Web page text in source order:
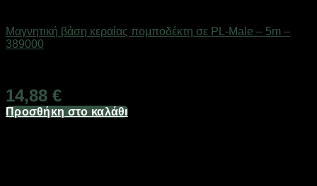
Μαγνητική βάση κεραίας πομποδέκτη σε PL-Male – 5m –
389000
14,88 €
Προσθήκη στο καλάθι